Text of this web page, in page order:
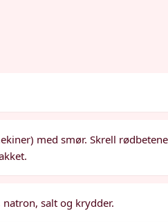
med smør. Skrell
salt og krydder.